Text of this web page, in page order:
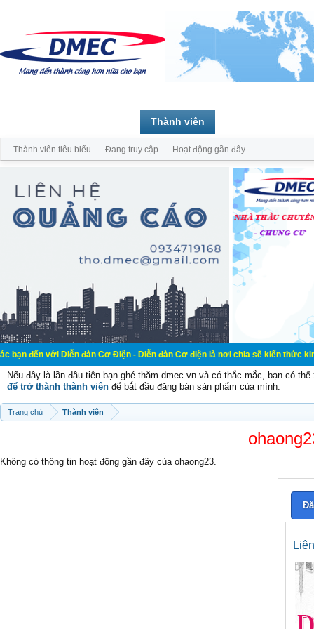
Diễn đàn Cơ Điện - Diễn đàn Cơ điện là nơi chia sẽ kiến thức kinh
Nếu đây là lần đầu tiên bạn ghé thăm dmec.vn và có thắc mắc, bạn có
để trở thành thành viên để bắt đầu đăng bán sản phẩm của mình.
Trang chủ Thành viên
Không có thông tin hoạt động gần đây của ohaong23.
Thành viên
Thành viên tiêu biểu Đang truy cập Hoạt động gần đây